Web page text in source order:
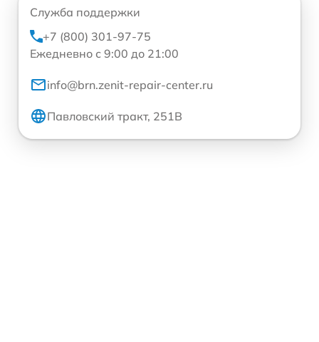
Служба поддержки
+7 (800) 301-97-75
Ежедневно с 9:00 до 21:00
info@brn.zenit-repair-center.ru
Павловский тракт, 251В